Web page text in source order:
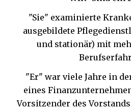
"Sie" examinierte
ausgebildete
und stationär) mit
"Er" war viele Jahre in
eines
Vorsitzender des